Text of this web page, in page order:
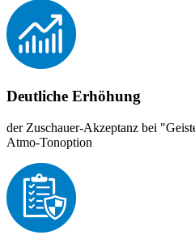
Deutliche Erhöhung
der Zuschauer-Akzeptanz bei
Atmo-Tonoption